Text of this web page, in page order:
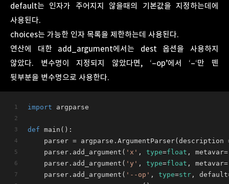
default는 인자가 주어지지 않을때의 기본값을 지정하는데에
사용된다.
choices는 가능한 인자 목록을 제한하는데 사용된다.
연산에 대한 add_argument에서는 dest 옵션을 사용하지
않았다. 변수명이 지정되지 않았다면, ‘–op’에서 ‘–‘만 뗀
뒷부분을 변수명으로 사용한다.
import argparse
def main ():
parser =
	parser.add_argument(
'x' , type=float , metavar=
	parser.add_argument(
'y' , type=float , metavar=
	parser.add_argument(
'--op' , type=str ,